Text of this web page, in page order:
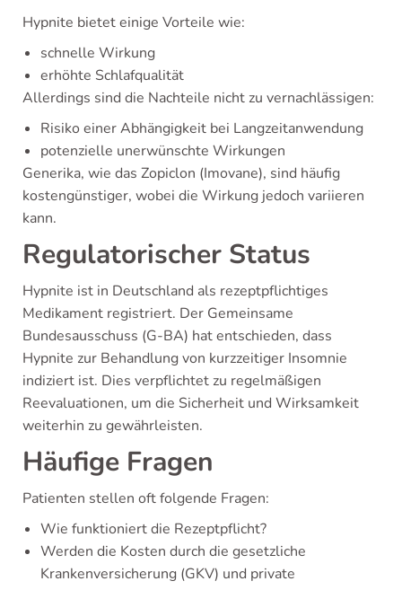
Hypnite bietet einige Vorteile wie:
schnelle Wirkung
erhöhte Schlafqualität
Allerdings sind die Nachteile nicht zu vernachlässigen:
Risiko einer Abhängigkeit bei Langzeitanwendung
potenzielle unerwünschte Wirkungen
Generika, wie das Zopiclon (Imovane), sind häufig
kostengünstiger, wobei die Wirkung jedoch variieren
kann.
Regulatorischer Status
Hypnite ist in Deutschland als rezeptpflichtiges
Medikament registriert. Der Gemeinsame
Bundesausschuss (G-BA) hat entschieden, dass
Hypnite zur Behandlung von kurzzeitiger Insomnie
indiziert ist. Dies verpflichtet zu regelmäßigen
Reevaluationen, um die Sicherheit und Wirksamkeit
weiterhin zu gewährleisten.
Häufige Fragen
Patienten stellen oft folgende Fragen:
Wie funktioniert die Rezeptpflicht?
Werden die Kosten durch die gesetzliche
Krankenversicherung (GKV) und private